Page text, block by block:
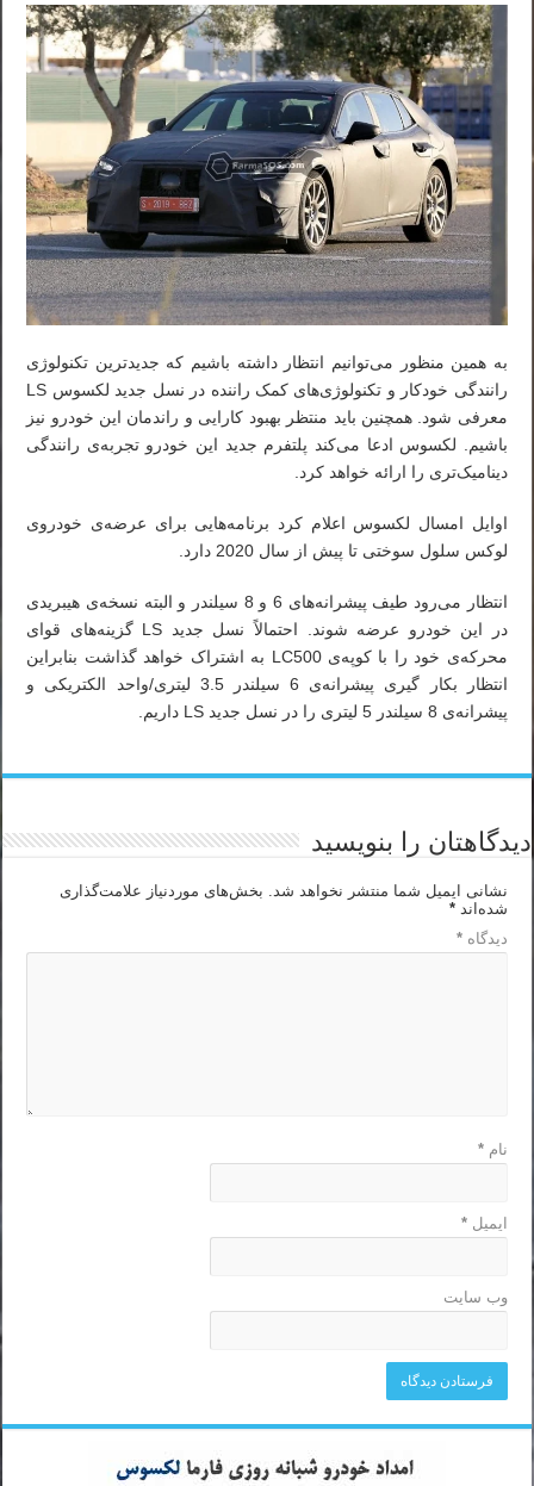
به همین منظور می‌توانیم انتظار داشته باشیم که جدیدترین تکنولوژی
رانندگی خودکار و تکنولوژی‌های کمک راننده در نسل جدید لکسوس LS
معرفی شود. همچنین باید منتظر بهبود کارایی و راندمان این خودرو نیز
باشیم. لکسوس ادعا می‌کند پلتفرم جدید این خودرو تجربه‌ی رانندگی
دینامیک‌تری را ارائه خواهد کرد.
اوایل امسال لکسوس اعلام کرد برنامه‌هایی برای عرضه‌ی خودروی
لوکس سلول سوختی تا پیش از سال 2020 دارد.
انتظار می‌رود طیف پیشرانه‌های 6 و 8 سیلندر و البته نسخه‌ی هیبریدی
در این خودرو عرضه شوند. احتمالاً نسل جدید LS گزینه‌های قوای
محرکه‌ی خود را با کوپه‌ی LC500 به اشتراک خواهد گذاشت بنابراین
انتظار بکار گیری پیشرانه‌ی 6 سیلندر 3.5 لیتری/واحد الکتریکی و
پیشرانه‌ی 8 سیلندر 5 لیتری را در نسل جدید LS داریم.
دیدگاهتان را بنویسید
نشانی ایمیل شما منتشر نخواهد شد.
بخش‌های موردنیاز علامت‌گذاری
شده‌اند*
دیدگاه*
نام*
ایمیل*
وب‌ سایت